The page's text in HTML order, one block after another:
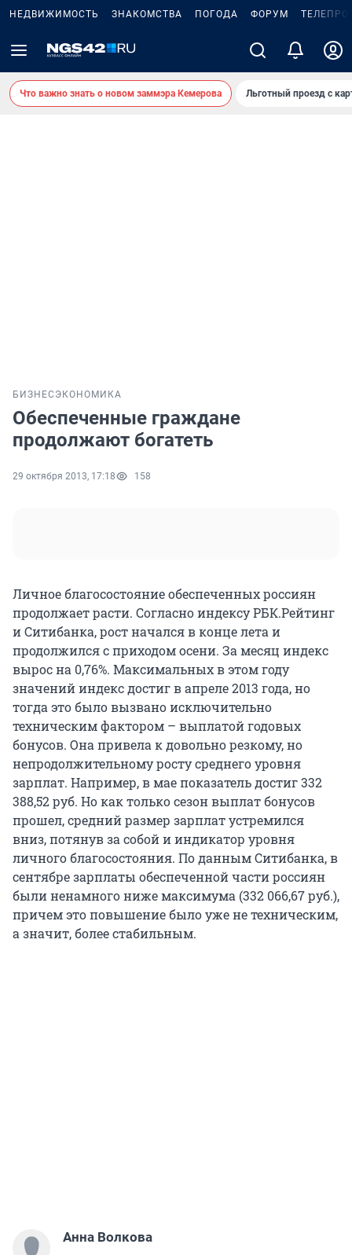
НЕДВИЖИМОСТЬ ЗНАКОМСТВА ПОГОДА ФОРУМ
Что важно знать о новом заммэра Кемерова Льготный проезд с
БИЗНЕС ЭКОНОМИКА
Обеспеченные граждане
продолжают богатеть
29 октября 2013, 17:18 158
Личное благосостояние обеспеченных россиян
продолжает расти. Согласно индексу РБК.Рейтинг
и Ситибанка, рост начался в конце лета и
продолжился с приходом осени. За месяц индекс
вырос на 0,76%. Максимальных в этом году
значений индекс достиг в апреле 2013 года, но
тогда это было вызвано исключительно
техническим фактором – выплатой годовых
бонусов. Она привела к довольно резкому, но
непродолжительному росту среднего уровня
зарплат. Например, в мае показатель достиг 332
388,52 руб. Но как только сезон выплат бонусов
прошел, средний размер зарплат устремился
вниз, потянув за собой и индикатор уровня
личного благосостояния. По данным Ситибанка, в
сентябре зарплаты обеспеченной части россиян
были ненамного ниже максимума (332 066,67 руб.),
причем это повышение было уже не техническим,
а значит, более стабильным.
Анна Волкова